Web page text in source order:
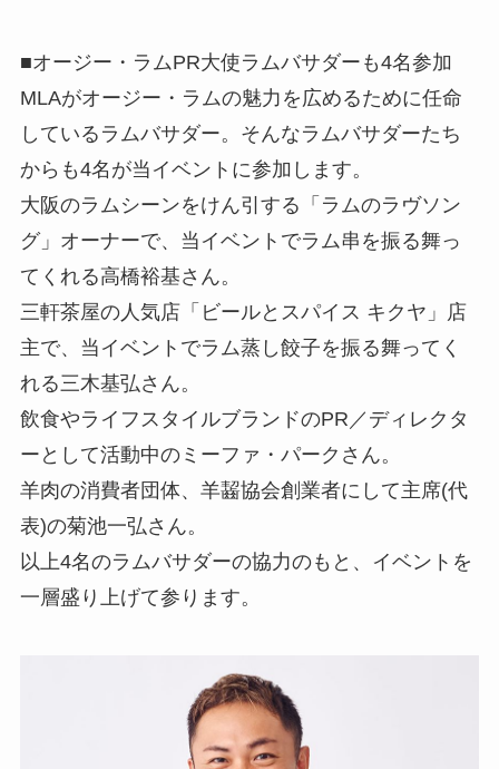
■オージー・ラムPR大使ラムバサダーも4名参加
MLAがオージー・ラムの魅力を広めるために任命
しているラムバサダー。そんなラムバサダーたち
からも4名が当イベントに参加します。
大阪のラムシーンをけん引する「ラムのラヴソン
グ」オーナーで、当イベントでラム串を振る舞っ
てくれる高橋裕基さん。
三軒茶屋の人気店「ビールとスパイス キクヤ」店
主で、当イベントでラム蒸し餃子を振る舞ってく
れる三木基弘さん。
飲食やライフスタイルブランドのPR／ディレクタ
ーとして活動中のミーファ・パークさん。
羊肉の消費者団体、羊齧協会創業者にして主席(代
表)の菊池一弘さん。
以上4名のラムバサダーの協力のもと、イベントを
一層盛り上げて参ります。